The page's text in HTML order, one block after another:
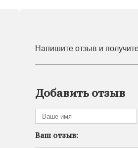
Напишите отзыв и
Добавить отзыв
Ваш отзыв: